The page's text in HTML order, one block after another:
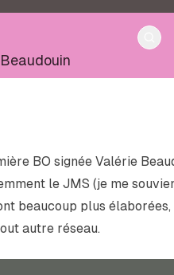
BO signée Valérie
le JMS (je me
beaucoup plus élaborées,
autre réseau.